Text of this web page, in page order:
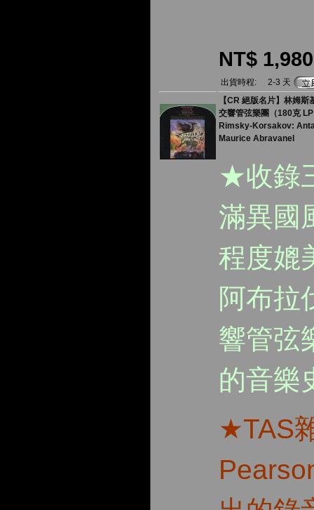
NT$ 1,980
出貨時程:
2-3 天
【CR 絕版名片】林姆
交響管弦樂團（180克
Rimsky-Korsakov:
Maurice Abravanel
★收錄
滿異國
程度媲
阿布拉
響管弦
的音樂
★TAS